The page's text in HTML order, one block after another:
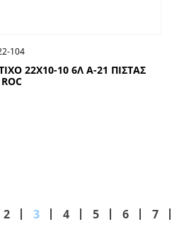
22Χ10-10 6Λ Α-21 ΠΙΣΤΑΣ
104
2 3 4 5 6 7